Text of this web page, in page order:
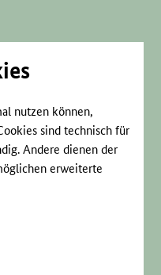
nutzen können,
sind technisch für
Andere dienen der
erweiterte